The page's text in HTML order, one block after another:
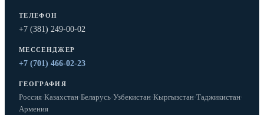
ТЕЛЕФОН
+7 (381) 249-00-02
МЕССЕНДЖЕР
+7 (701) 466-02-23
ГЕОГРАФИЯ
Россия·Казахстан·Беларусь·Узбекистан·Кыргызстан·Таджикистан·
Армения